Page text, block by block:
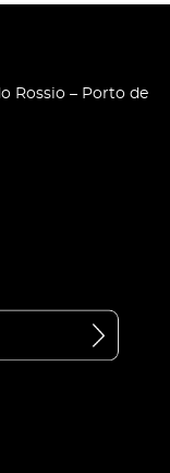
Rossio – Porto de